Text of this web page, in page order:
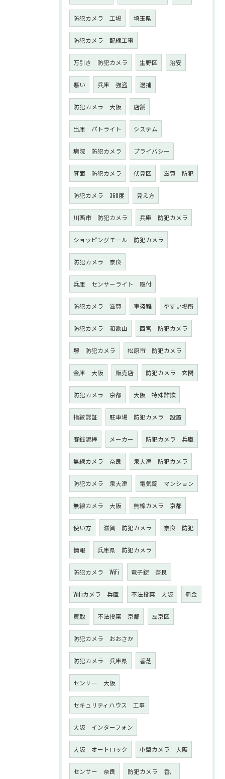
防犯カメラ 工場 埼玉県
防犯カメラ 配線工事
万引き 防犯カメラ 生野区 治安
悪い 兵庫 強盗 逮捕
防犯カメラ 大阪 店舗
出庫 パトライト システム
病院 防犯カメラ プライバシー
箕面 防犯カメラ 伏見区 滋賀 防犯
防犯カメラ 360度 見え方
川西市 防犯カメラ 兵庫 防犯カメラ
ショッピングモール 防犯カメラ
防犯カメラ 奈良
兵庫 センサーライト 取付
防犯カメラ 滋賀 車盗難 やすい場所
防犯カメラ 和歌山 西宮 防犯カメラ
堺 防犯カメラ 松原市 防犯カメラ
金庫 大阪 販売店 防犯カメラ 玄関
防犯カメラ 京都 大阪 特殊詐欺
指紋認証 駐車場 防犯カメラ 設置
賽銭泥棒 メーカー 防犯カメラ 兵庫
無線カメラ 奈良 泉大津 防犯カメラ
防犯カメラ 泉大津 電気錠 マンション
無線カメラ 大阪 無線カメラ 京都
使い方 滋賀 防犯カメラ 奈良 防犯
情報 兵庫県 防犯カメラ
防犯カメラ WiFi 電子錠 奈良
WiFiカメラ 兵庫 不法投棄 大阪 罰金
買取 不法投棄 京都 左京区
防犯カメラ おおさか
防犯カメラ 兵庫県 香芝
センサー 大阪
セキュリティハウス 工事
大阪 インターフォン
大阪 オートロック 小型カメラ 大阪
センサー 奈良 防犯カメラ 香川